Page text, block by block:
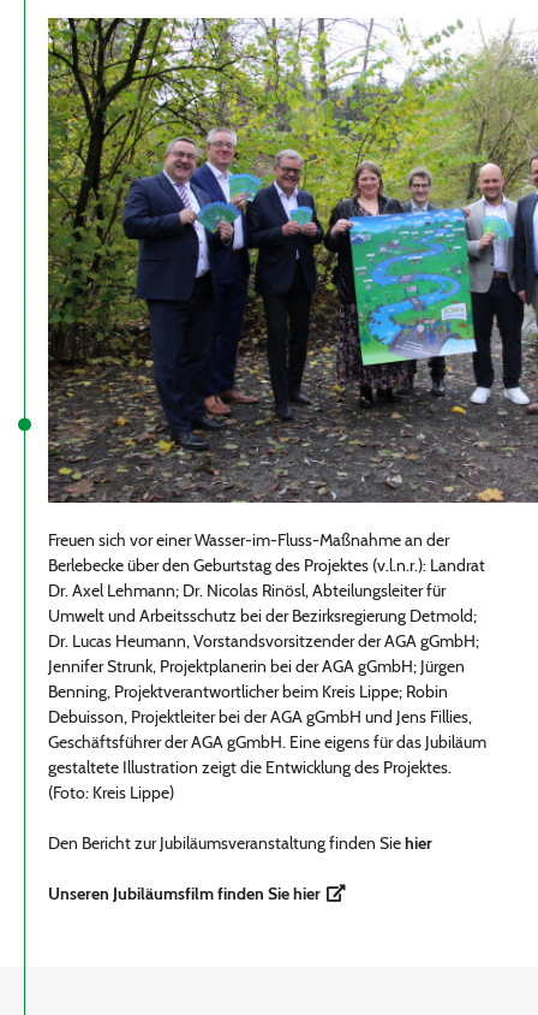
Freuen sich vor einer Wasser-im-Fluss-Maßnahme an der
Berlebecke über den Geburtstag des Projektes (v.l.n.r.): Landrat
Dr. Axel Lehmann; Dr. Nicolas Rinösl, Abteilungsleiter für
Umwelt und Arbeitsschutz bei der Bezirksregierung Detmold;
Dr. Lucas Heumann, Vorstandsvorsitzender der AGA gGmbH;
Jennifer Strunk, Projektplanerin bei der AGA gGmbH; Jürgen
Benning, Projektverantwortlicher beim Kreis Lippe; Robin
Debuisson, Projektleiter bei der AGA gGmbH und Jens Fillies,
Geschäftsführer der AGA gGmbH. Eine eigens für das Jubiläum
gestaltete Illustration zeigt die Entwicklung des Projektes.
(Foto: Kreis Lippe)
Den Bericht zur Jubiläumsveranstaltung finden Siehier
Unseren Jubiläumsfilm finden Siehier